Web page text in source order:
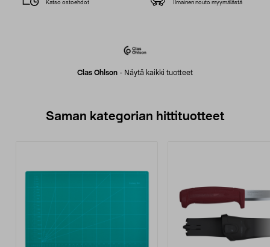
Clas Ohlson - Näytä kaikki tuotteet
Katso ostoehdot Ilmainen nouto myymälästä
Saman kategorian hittituotteet